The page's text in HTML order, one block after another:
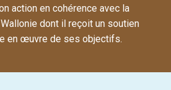
action en cohérence avec la
dont il reçoit un soutien
en œuvre de ses objectifs.